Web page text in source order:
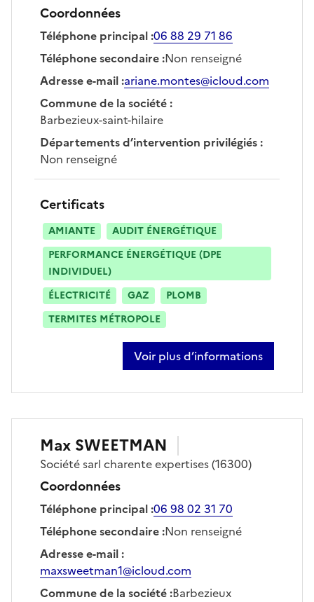
Coordonnées
Téléphone principal:06 88 29 71 86
Téléphone secondaire:Non renseigné
Adresse e-mail:ariane.montes@icloud.com
Commune de la société:
Barbezieux-saint-hilaire
Départements d’intervention privilégiés:
Non renseigné
Certificats
AMIANTE
AUDIT ÉNERGÉTIQUE
PERFORMANCE ÉNERGÉTIQUE (DPE
INDIVIDUEL)
ÉLECTRICITÉ
GAZ
PLOMB
TERMITES MÉTROPOLE
Voir plus d’informations
sur ariane montes
Max SWEETMAN
Sociétésarl charente expertises(16300)
Coordonnées
Téléphone principal:06 98 02 31 70
Téléphone secondaire:Non renseigné
Adresse e-mail:
maxsweetman1@icloud.com
Commune de la société:Barbezieux